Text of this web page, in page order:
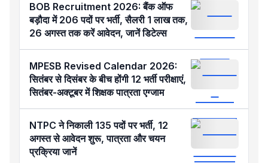
BOB Recruitment 2026: बैंक ऑफ
बड़ौदा में 206 पदों पर भर्ती, सैलरी 1 लाख तक,
26 अगस्त तक करें आवेदन, जानें डिटेल्स
MPESB Revised Calendar 2026:
सितंबर से दिसंबर के बीच होंगी 12 भर्ती परीक्षाएं,
सितंबर-अक्टूबर में शिक्षक पात्रता एग्जाम
NTPC ने निकाली 135 पदों पर भर्ती, 12
अगस्त से आवेदन शुरू, पात्रता और चयन
प्रक्रिया जानें